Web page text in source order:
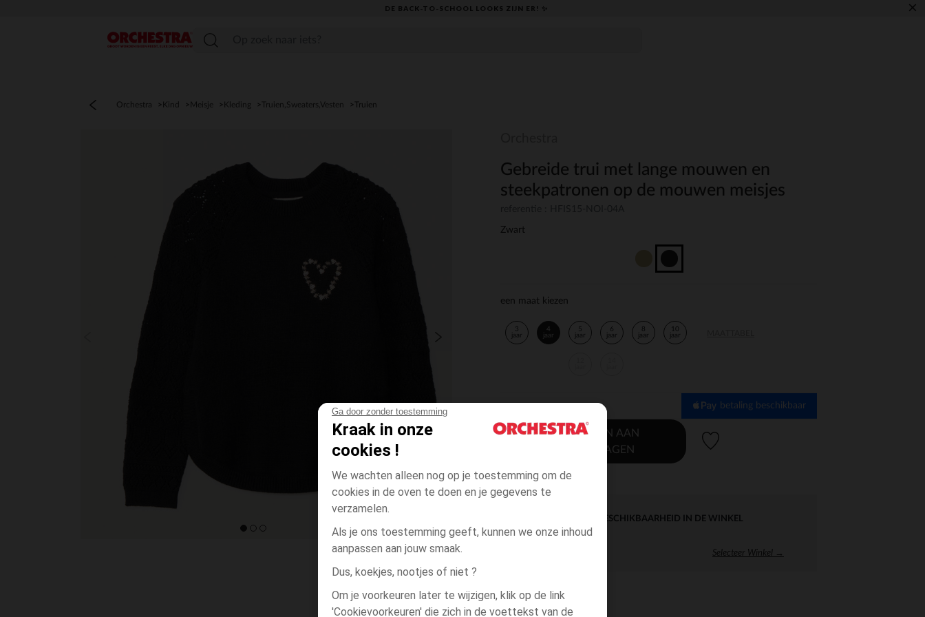
Ga door zonder toestemming
Kraak in onze
cookies !
We wachten alleen nog op je toestemming om de
cookies in de oven te doen en je gegevens te
verzamelen.
Als je ons toestemming geeft, kunnen we onze inhoud
aanpassen aan jouw smaak.
Dus, koekjes, nootjes of niet ?
Om je voorkeuren later te wijzigen, klik op de link
'Cookievoorkeuren' die zich in de voettekst van de
DE BACK-TO-SCHOOL LOOKS ZIJN ER! ✨ ×
menu
Orchestra Kind Meisje Kleding Truien,Sweaters,Vesten Truien
Gebreide trui met lange mouwen en
steekpatronen op de mouwen meisjes
Zwart
een maat kiezen
3
jaar
4
jaar
5
jaar
6
jaar
8
jaar
10
jaar
betaling beschikbaar
TOEVOEGEN AAN
WINKELWAGEN
DIRECTE BESCHIKBAARHEID IN DE WINKEL
Selecteer Winkel →